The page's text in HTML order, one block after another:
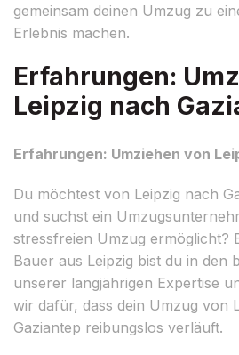
gemeinsam deinen Umzug zu
Erlebnis machen.
Erfahrungen:
Leipzig nach
Erfahrungen: Umziehen von
Du möchtest von Leipzig nach
und suchst ein
stressfreien Umzug ermöglicht?
Bauer aus Leipzig bist du in den
unserer langjährigen Expertise
wir dafür, dass dein Umzug von
Gaziantep reibungslos verläuft.